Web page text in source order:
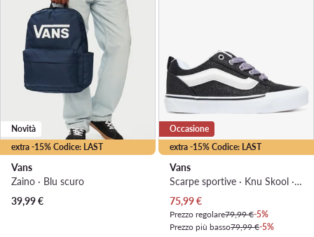
extra -15% Codice: LAST
Novità
Vans
Zaino · Blu scuro
39,99€
extra -15% Codice: LAST
Occasione
Vans
Scarpe sportive · Knu Skool · Nero
Prezzo attuale
75,99€
Prezzo regolare79,99 €-5%
Prezzo più basso79,99 €-5%